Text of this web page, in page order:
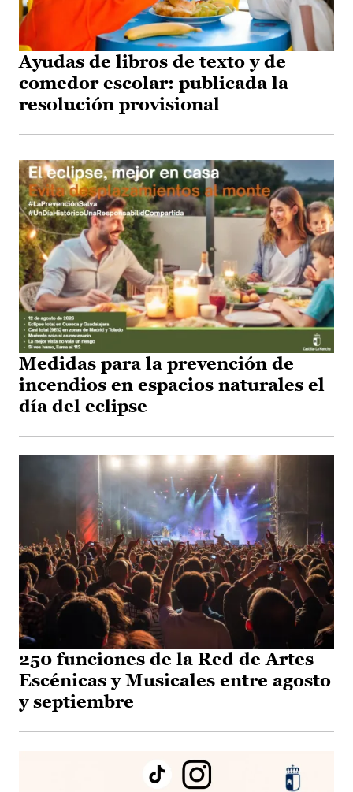
Ayudas de libros de texto y de
comedor escolar: publicada la
resolución provisional
Medidas para la prevención de
incendios en espacios naturales el
día del eclipse
250 funciones de la Red de Artes
Escénicas y Musicales entre agosto
y septiembre